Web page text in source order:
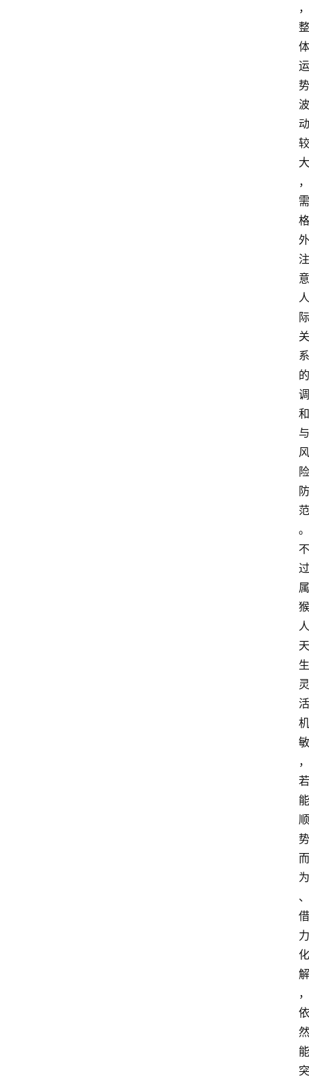
，
整
体
运
势
波
动
较
大
，
需
格
外
注
意
人
际
关
系
的
调
和
与
风
险
防
范
。
不
过
属
猴
人
天
生
灵
活
机
敏
，
若
能
顺
势
而
为
、
借
力
化
解
，
依
然
能
突